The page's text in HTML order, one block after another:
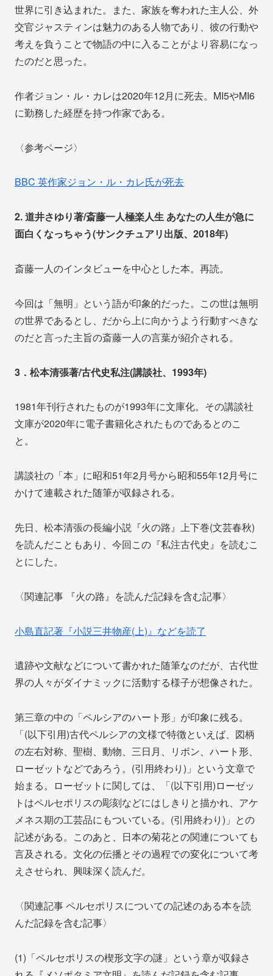
世界に引き込まれた。また、家族を奪われた主人公、外
交官ジャスティンは魅力のある人物であり、彼の行動や
考えを負うことで物語の中に入ることがより容易になっ
たのだと思った。
作者ジョン・ル・カレは2020年12月に死去。MI5やMI6
に勤務した経歴を持つ作家である。
〈参考ページ〉
BBC 英作家ジョン・ル・カレ氏が死去
2. 道井さゆり著/斎藤一人極楽人生 あなたの人生が急に
面白くなっちゃう(サンクチュアリ出版、2018年)
斎藤一人のインタビューを中心とした本。再読。
今回は「無明」という語が印象的だった。この世は無明
の世界であるとし、だから上に向かうよう行動すべきな
のだと言った主旨の斎藤一人の言葉が紹介される。
3．松本清張著/古代史私注(講談社、1993年)
1981年刊行されたものが1993年に文庫化。その講談社
文庫が2020年に電子書籍化されたものであるとのこ
と。
講談社の「本」に昭和51年2月号から昭和55年12月号に
かけて連載された随筆が収録される。
先日、松本清張の長編小説『火の路』上下巻(文芸春秋)
を読んだこともあり、今回この『私注古代史』を読むこ
とにした。
〈関連記事 『火の路』を読んだ記録を含む記事〉
小島直記著『小説三井物産(上)』などを読了
遺跡や文献などについて書かれた随筆なのだが、古代世
界の人々がダイナミックに活動する様子が想像された。
第三章の中の「ペルシアのハート形」が印象に残る。
「(以下引用)古代ペルシアの文様で特徴といえば、図柄
の左右対称、聖樹、動物、三日月、リボン、ハート形、
ローゼットなどであろう。(引用終わり)」という文章で
始まる。ローゼットに関しては、「(以下引用)ローゼッ
トはペルセポリスの彫刻などにはしきりと描かれ、アケ
メネス期の工芸品にもついている。(引用終わり)」との
記述がある。このあと、日本の菊花との関連についても
言及される。文化の伝播とその過程での変化について考
えさせられ、興味深く読んだ。
〈関連記事 ペルセポリスについての記述のある本を読
んだ記録を含む記事〉
(1)「ペルセポリスの楔形文字の謎」という章が収録さ